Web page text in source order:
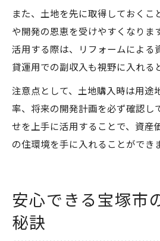
また、土地を先に取得しておくこ
や開発の恩恵を受けやすくなりま
活用する際は、リフォームによる
貸運用での副収入も視野に入れる
注意点として、土地購入時は用途
率、将来の開発計画を必ず確認し
せを上手に活用することで、資産
の住環境を手に入れることができ
安心できる宝塚市
秘訣